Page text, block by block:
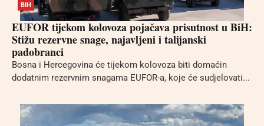
BIH
EUFOR tijekom kolovoza pojačava prisutnost u BiH:
Stižu rezervne snage, najavljeni i talijanski
padobranci
Bosna i Hercegovina će tijekom kolovoza biti domaćin
dodatnim rezervnim snagama EUFOR-a, koje će sudjelovati...